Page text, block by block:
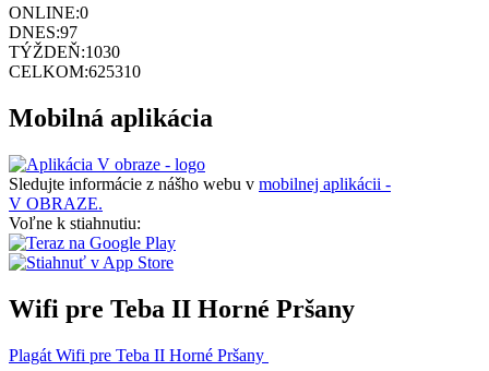
ONLINE:0
DNES:97
TÝŽDEŇ:1030
CELKOM:625310
Mobilná aplikácia
Sledujte informácie z nášho webu v mobilnej aplikácii -
V OBRAZE.
Voľne k stiahnutiu:
Wifi pre Teba II Horné Pršany
Plagát Wifi pre Teba II Horné Pršany